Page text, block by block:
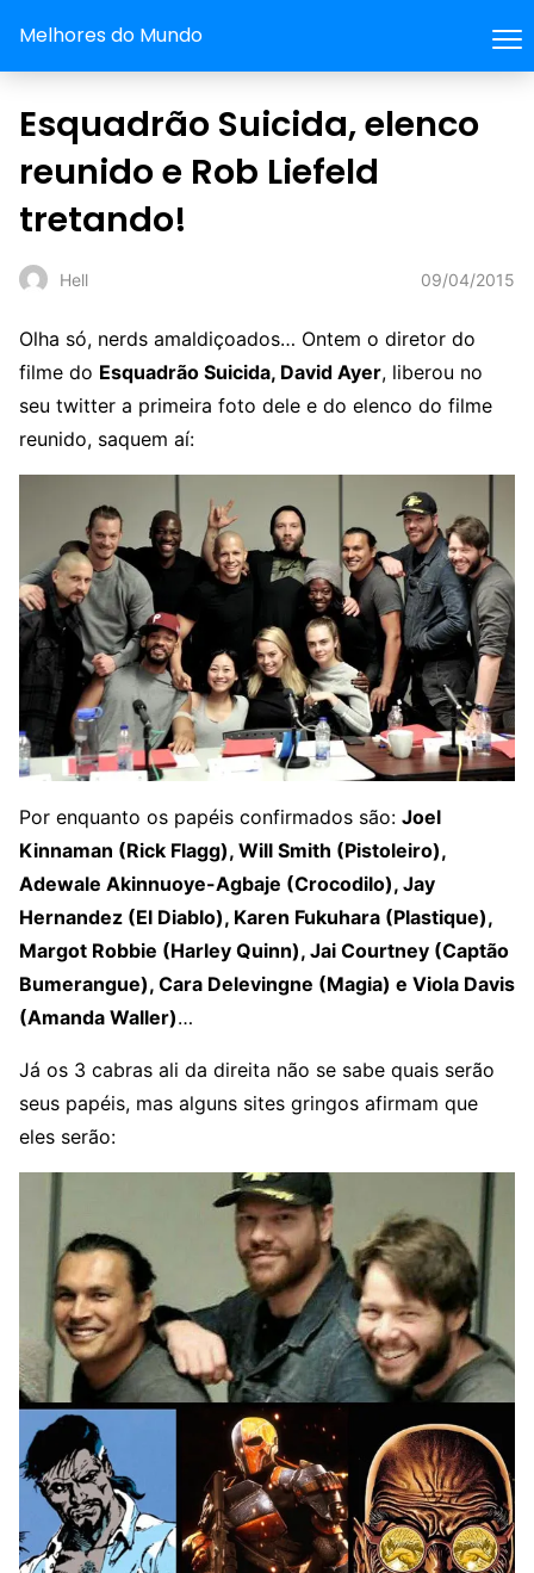
Melhores do Mundo
Esquadrão Suicida, elenco
reunido e Rob Liefeld
tretando!
Hell 09/04/2015
Olha só, nerds amaldiçoados… Ontem o diretor do
filme do Esquadrão Suicida, David Ayer, liberou no
seu twitter a primeira foto dele e do elenco do filme
reunido, saquem aí:
Por enquanto os papéis confirmados são: Joel
Kinnaman (Rick Flagg), Will Smith (Pistoleiro),
Adewale Akinnuoye-Agbaje (Crocodilo), Jay
Hernandez (El Diablo), Karen Fukuhara (Plastique),
Margot Robbie (Harley Quinn), Jai Courtney (Captão
Bumerangue), Cara Delevingne (Magia) e Viola Davis
(Amanda Waller)…
Já os 3 cabras ali da direita não se sabe quais serão
seus papéis, mas alguns sites gringos afirmam que
eles serão: